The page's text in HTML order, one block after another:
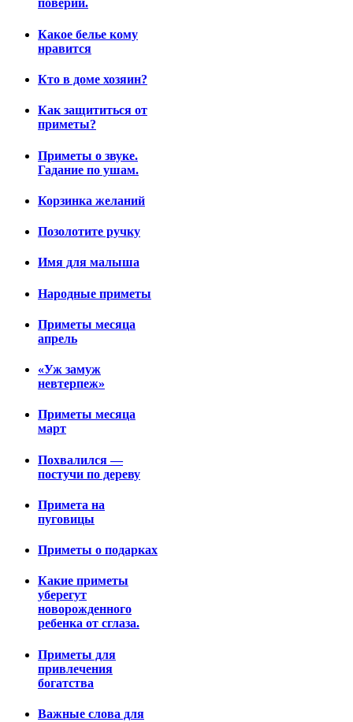
поверий.
Какое белье кому
нравится
Кто в доме хозяин?
Как защититься от
приметы?
Приметы о звуке.
Гадание по ушам.
Корзинка желаний
Позолотите ручку
Имя для малыша
Народные приметы
Приметы месяца
апрель
«Уж замуж
невтерпеж»
Приметы месяца
март
Похвалился —
постучи по дереву
Примета на
пуговицы
Приметы о подарках
Какие приметы
уберегут
новорожденного
ребенка от сглаза.
Приметы для
привлечения
богатства
Важные слова для